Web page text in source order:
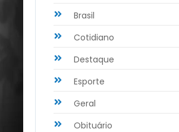
Brasil
Cotidiano
Destaque
Esporte
Geral
Obituário